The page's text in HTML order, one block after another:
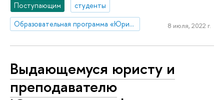
Поступающим
студенты
Образовательная программа «Юриспруденция»
8 июля, 2022 г.
Выдающемуся юристу и
преподавателю